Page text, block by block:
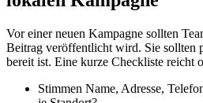
Vor einer neuen Kampagne sollten
Beitrag veröffentlicht wird. Sie sollten
bereit ist. Eine kurze Checkliste reicht
Stimmen Name, Adresse,